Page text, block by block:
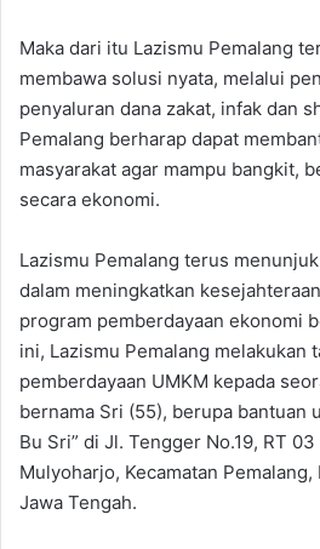
Maka dari itu Lazismu Pemalang
membawa solusi nyata, melalui
penyaluran dana zakat, infak dan
Pemalang berharap dapat
masyarakat agar mampu bangkit,
secara ekonomi.
Lazismu Pemalang terus
dalam meningkatkan
program pemberdayaan ekonomi
ini, Lazismu Pemalang melakukan
pemberdayaan UMKM kepada
bernama Sri (55), berupa bantuan
Bu Sri” di Jl. Tengger No.19, RT
Mulyoharjo, Kecamatan
Jawa Tengah.